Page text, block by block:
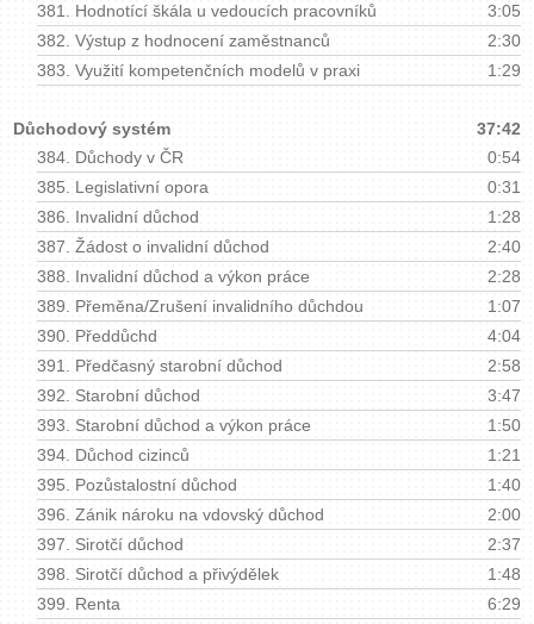
381. Hodnotící škála u vedoucích pracovníků
3:05
382. Výstup z hodnocení zaměstnanců
2:30
383. Využití kompetenčních modelů v praxi 1:29
Důchodový systém
37:42
384. Důchody v ČR
0:54
385. Legislativní opora
0:31
386. Invalidní důchod
1:28
387. Žádost o invalidní důchod
2:40
388. Invalidní důchod a výkon práce
2:28
389. Přeměna/Zrušení invalidního důchdou
1:07
390. Předdůchd
4:04
391. Předčasný starobní důchod
2:58
392. Starobní důchod
3:47
393. Starobní důchod a výkon práce
1:50
394. Důchod cizinců
1:21
395. Pozůstalostní důchod
1:40
396. Zánik nároku na vdovský důchod
2:00
397. Sirotčí důchod
2:37
398. Sirotčí důchod a přivýdělek
1:48
399. Renta 6:29